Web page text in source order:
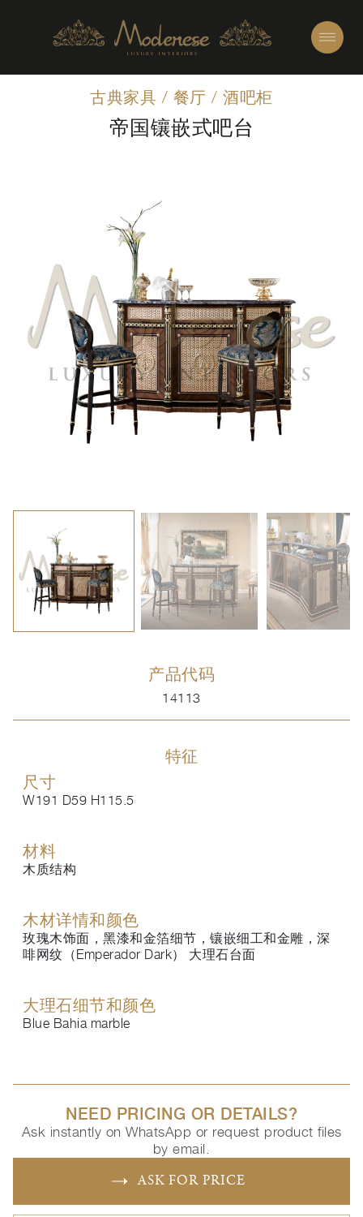
古典家具 / 餐厅 /酒吧柜
帝国镶嵌式吧台
产品代码
14113
特征
尺寸
W191 D59 H115.5
材料
木质结构
木材详情和颜色
玫瑰木饰面，黑漆和金箔细节，镶嵌细工和金雕，深
啡网纹（Emperador Dark） 大理石台面
大理石细节和颜色
Blue Bahia marble
NEED PRICING OR DETAILS?
Ask instantly on WhatsApp or request product files
by email.
ASK FOR PRICE